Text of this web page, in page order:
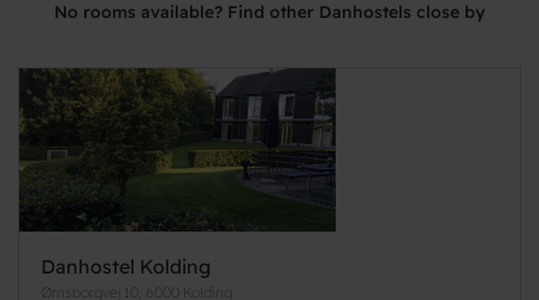
No rooms available? Find other Danhostels close by
Danhostel Kolding
Ørnsborgvej 10, 6000 Kolding